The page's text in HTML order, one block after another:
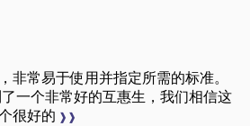
非常易于使用并指定所需的标准。
一个非常好的互惠生，我们相信这
很好的 ❱❱